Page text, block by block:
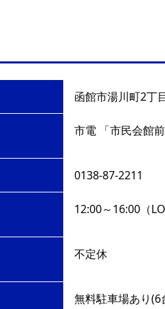
函館市湯川町2丁
市電 「市民会館
0138-87-2211
12:00～16:00（
不定休
無料駐車場あり(6